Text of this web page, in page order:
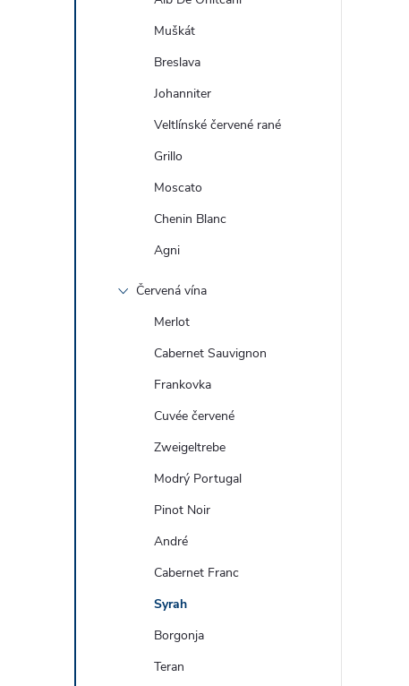
Muškát
Breslava
Johanniter
Veltlínské červené rané
Grillo
Moscato
Chenin Blanc
Agni
Červená vína
Merlot
Cabernet Sauvignon
Frankovka
Cuvée červené
Zweigeltrebe
Modrý Portugal
Pinot Noir
André
Cabernet Franc
Syrah
Borgonja
Teran